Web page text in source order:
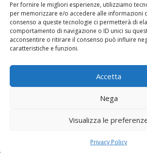
Per fornire le migliori esperienze, utilizziamo
per memorizzare e/o accedere alle informazioni
consenso a queste tecnologie ci permetterà di
comportamento di navigazione o ID unici su
acconsentire o ritirare il consenso può influire
caratteristiche e funzioni.
Accetta
Nega
Visualizza le
Privacy Policy
Codice etico
ISO 9001:2015
Download DURC
Condizioni di vendita
Mod. Org. D.Lgs 231/01
Come richiedere un’offerta